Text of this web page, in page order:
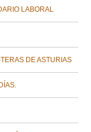
LABORAL
DE ASTURIAS